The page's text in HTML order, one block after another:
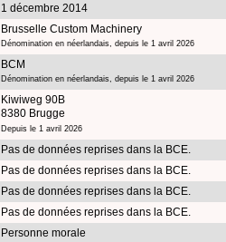
1 décembre 2014
Brusselle Custom Machinery
Dénomination en néerlandais, depuis le 1 avril 2026
BCM
Dénomination en néerlandais, depuis le 1 avril 2026
Kiwiweg 90B
8380 Brugge
Depuis le 1 avril 2026
Pas de données reprises dans la BCE.
Pas de données reprises dans la BCE.
Pas de données reprises dans la BCE.
Pas de données reprises dans la BCE.
Personne morale